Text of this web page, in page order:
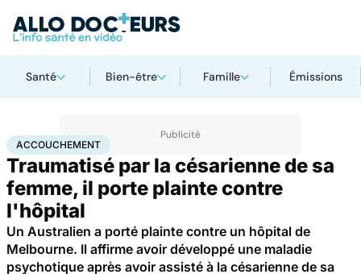
Santé Bien-être Famille Émissions
AccueilFamilleGrossesse Accouchement
ACCOUCHEMENT
Traumatisé par la césarienne de sa
femme, il porte plainte contre
l'hôpital
Un Australien a porté plainte contre un hôpital de
Melbourne. Il affirme avoir développé une maladie
psychotique après avoir assisté à la césarienne de sa